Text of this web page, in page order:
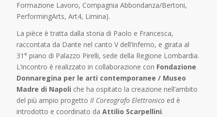
Formazione Lavoro, Compagnia Abbondanza/Bertoni,
PerformingArts, Art4, Limina).
La pièce è tratta dalla storia di Paolo e Francesca,
raccontata da Dante nel canto V dell’Inferno, e girata al
31° piano di Palazzo Pirelli, sede della Regione Lombardia.
L’incontro è realizzato in collaborazione con Fondazione
Donnaregina per le arti contemporanee / Museo
Madre di Napoli che ha ospitato la creazione nell’ambito
del più ampio progetto Il Coreografo Elettronicoed è
introdotto e coordinato da Attilio Scarpellini.